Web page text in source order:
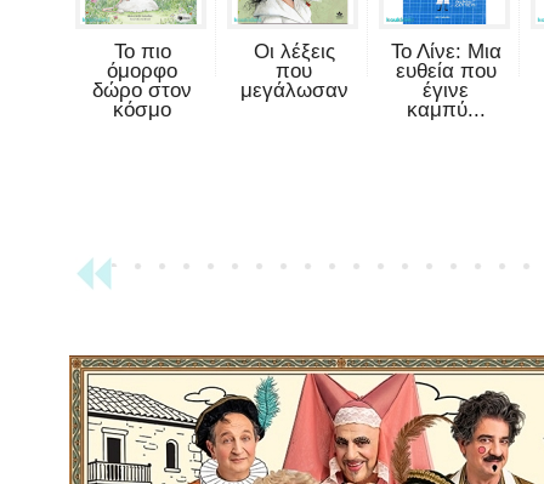
Το πιο
όμορφο
δώρο στον
κόσμο
Οι λέξεις
που
μεγάλωσαν
Το Λίνε: Μια
ευθεία που
έγινε
καμπύ...